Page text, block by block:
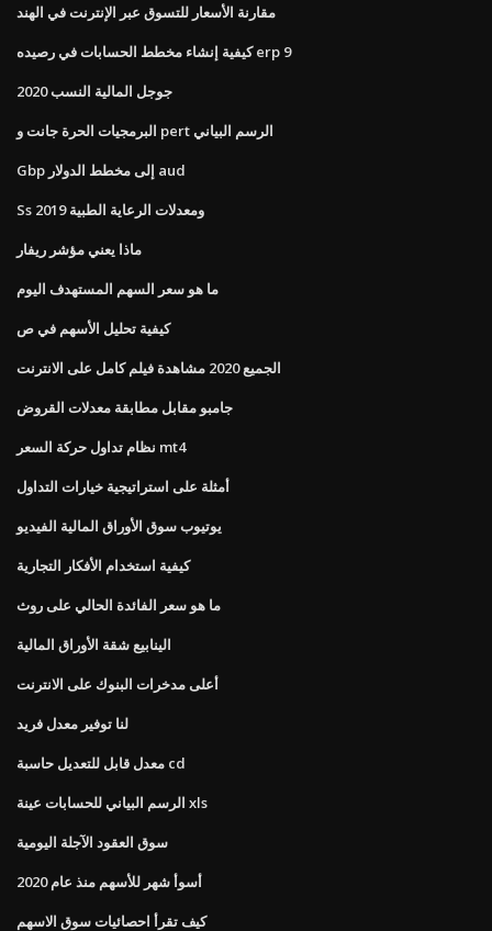
مقارنة الأسعار للتسوق عبر الإنترنت في الهند
كيفية إنشاء مخطط الحسابات في رصيده erp 9
جوجل المالية النسب 2020
البرمجيات الحرة جانت و pert الرسم البياني
Gbp إلى مخطط الدولار aud
Ss ومعدلات الرعاية الطبية 2019
ماذا يعني مؤشر ريفار
ما هو سعر السهم المستهدف اليوم
كيفية تحليل الأسهم في ص
الجميع 2020 مشاهدة فيلم كامل على الانترنت
جامبو مقابل مطابقة معدلات القروض
نظام تداول حركة السعر mt4
أمثلة على استراتيجية خيارات التداول
يوتيوب سوق الأوراق المالية الفيديو
كيفية استخدام الأفكار التجارية
ما هو سعر الفائدة الحالي على روث
الينابيع شقة الأوراق المالية
أعلى مدخرات البنوك على الانترنت
لنا توفير معدل فريد
معدل قابل للتعديل حاسبة cd
الرسم البياني للحسابات عينة xls
سوق العقود الآجلة اليومية
أسوأ شهر للأسهم منذ عام 2020
كيف تقرأ احصائيات سوق الاسهم